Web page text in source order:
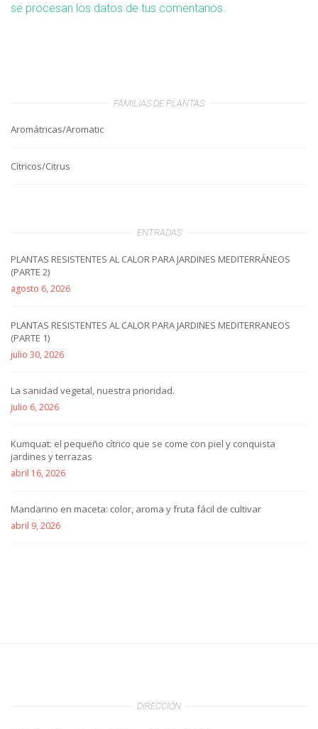
se procesan los datos de tus comentarios.
FAMILIAS DE PLANTAS
Aromátricas/Aromatic
Cítricos/Citrus
ENTRADAS
PLANTAS RESISTENTES AL CALOR PARA JARDINES MEDITERRÁNEOS
(PARTE 2)
agosto 6, 2026
PLANTAS RESISTENTES AL CALOR PARA JARDINES MEDITERRANEOS
(PARTE 1)
julio 30, 2026
La sanidad vegetal, nuestra prioridad.
julio 6, 2026
Kumquat: el pequeño cítrico que se come con piel y conquista
jardines y terrazas
abril 16, 2026
Mandarino en maceta: color, aroma y fruta fácil de cultivar
abril 9, 2026
DIRECCIÓN